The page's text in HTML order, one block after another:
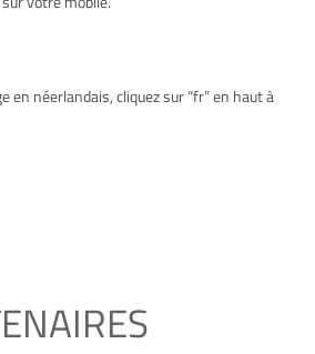
en néerlandais, cliquez sur “fr” en haut à